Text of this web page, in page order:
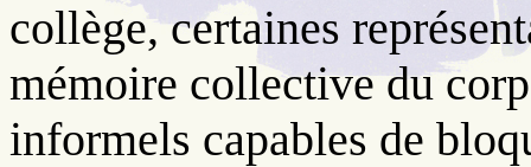
collège, certaines
mémoire collective du
informels capables de